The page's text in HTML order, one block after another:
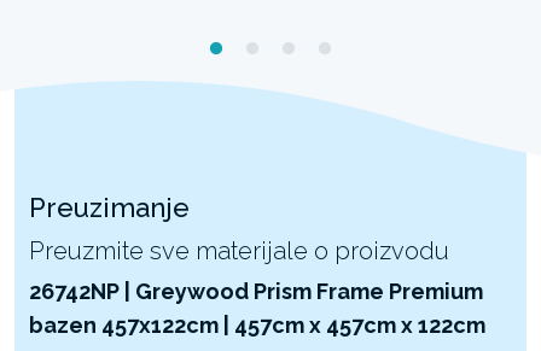
Preuzimanje
Preuzmite sve materijale o proizvodu
26742NP | Greywood Prism Frame Premium
bazen 457x122cm | 457cm x 457cm x 122cm